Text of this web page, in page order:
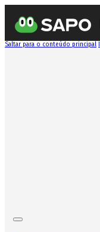
Saltar para o conteúdo principal